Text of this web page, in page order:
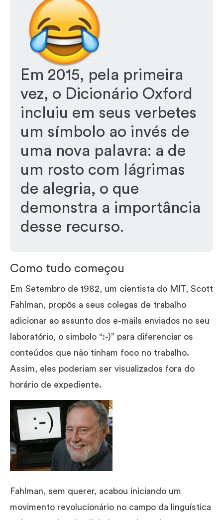
Em 2015, pela primeira
vez, o Dicionário Oxford
incluiu em seus verbetes
um símbolo ao invés de
uma nova palavra: a de
um rosto com lágrimas
de alegria, o que
demonstra a importância
desse recurso.
Como tudo começou
Em Setembro de 1982, um cientista do MIT, Scott
Fahlman, propôs a seus colegas de trabalho
adicionar ao assunto dos e-mails enviados no seu
laboratório, o simbolo “:-)” para diferenciar os
conteúdos que não tinham foco no trabalho.
Assim, eles poderiam ser visualizados fora do
horário de expediente.
Fahlman, sem querer, acabou iniciando um
movimento revolucionário no campo da linguística